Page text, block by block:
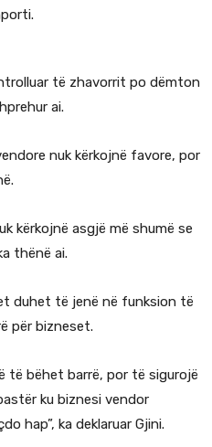
të zhavorrit po dëmton
ai.
nuk kërkojnë favore, por
kërkojnë asgjë më shumë se
thënë ai.
duhet të jenë në funksion të
për bizneset.
të bëhet barrë, por të sigurojë
ku biznesi vendor
hap”, ka deklaruar Gjini.